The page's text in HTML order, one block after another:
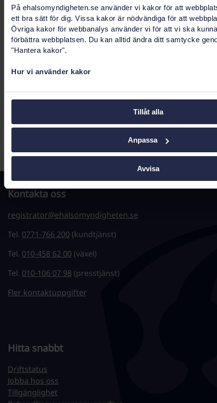
På ehalsomyndigheten.se använder vi kakor för att
ett bra sätt för dig. Vissa kakor är nödvändiga för att
Övriga kakor för webbanalys använder vi för att vi ska
förbättra webbplatsen. Du kan alltid ändra ditt samtycke
"Hantera kakor".
Hur vi använder kakor
Tillåt alla
Anpassa
Avvisa
NGS-tjänsten
Sju nya NIM:ar, fem för socialtjänst och två för hälso-
och sjukvård finns nu tillgängliga i NGS-tjänsten
tillsammans med de 14 NIM:ar som redan finns
tillgängliggjorda.
Verksamhet
Sidnavigering
5
Sidnavigering
Kontakta oss
registrator@ehalsomyndigheten.se
Tel. 0771-766 200 (kundtjänst)
Tel. 010-458 62 00 (växel)
Tel. 010-106 07 98 (presstjänst)
Fler kontaktuppgifter
Hitta snabbt
Driftstatus
Jobba hos oss
Tillgänglighet